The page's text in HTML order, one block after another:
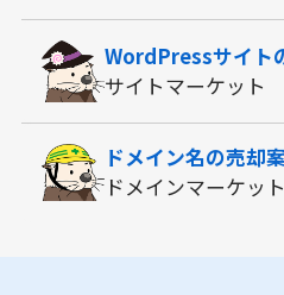
WordPressサイト
サイトマーケット
ドメイン名の売却
ドメインマーケット